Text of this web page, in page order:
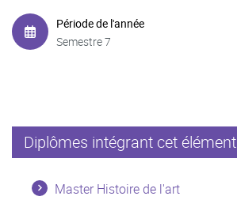
Période de l'année
Semestre 7
Diplômes intégrant cet élément
Master Histoire de l'art